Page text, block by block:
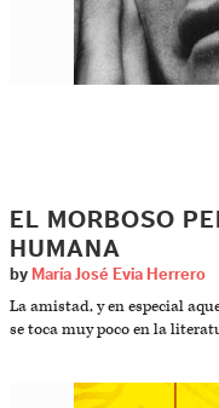
EL MORBOSO
HUMANA
by María José Evia Herrero
La amistad, y en especial
se toca muy poco en la